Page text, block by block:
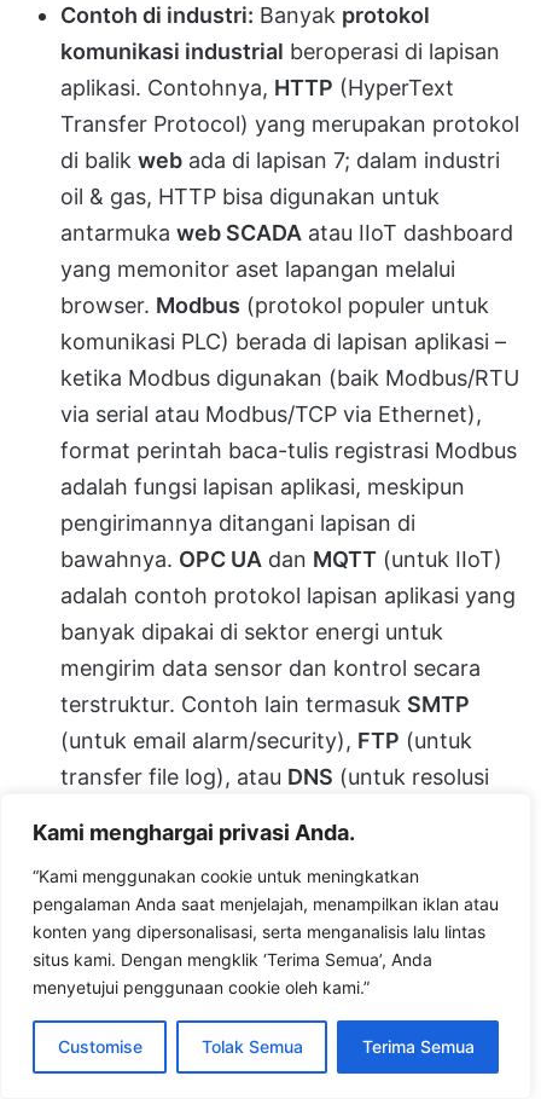
Kami menghargai privasi Anda.
“Kami menggunakan cookie untuk meningkatkan
pengalaman Anda saat menjelajah, menampilkan iklan atau
konten yang dipersonalisasi, serta menganalisis lalu lintas
situs kami. Dengan mengklik ‘Terima Semua’, Anda
menyetujui penggunaan cookie oleh kami.”
Customise Tolak Semua Terima Semua
Contoh di industri: Banyak protokol
komunikasi industrial beroperasi di lapisan
aplikasi. Contohnya, HTTP (HyperText
Transfer Protocol) yang merupakan protokol
di balik web ada di lapisan 7; dalam industri
oil & gas, HTTP bisa digunakan untuk
antarmuka web SCADA atau IIoT dashboard
yang memonitor aset lapangan melalui
browser. Modbus (protokol populer untuk
komunikasi PLC) berada di lapisan aplikasi –
ketika Modbus digunakan (baik Modbus/RTU
via serial atau Modbus/TCP via Ethernet),
format perintah baca-tulis registrasi Modbus
adalah fungsi lapisan aplikasi, meskipun
pengirimannya ditangani lapisan di
bawahnya. OPC UA dan MQTT (untuk IIoT)
adalah contoh protokol lapisan aplikasi yang
banyak dipakai di sektor energi untuk
mengirim data sensor dan kontrol secara
terstruktur. Contoh lain termasuk SMTP
(untuk email alarm/security), FTP (untuk
transfer file log), atau DNS (untuk resolusi
digunakan langsung oleh PLC). Pada
SCADA, aplikasi HMI yang menampilkan
grafik dan alarm berkomunikasi dengan PLC
melalui protokol lapisan aplikasi (sering
propriety atau standard seperti OLE for
Process Control/OPC). Intinya, lapisan
aplikasi inilah yang menjadi
jembatan antara